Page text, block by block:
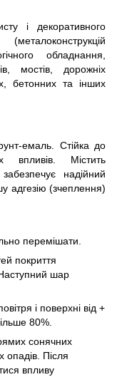
і декоративного
обладнання,
мостів, дорожніх
бетонних та інших
емаль. Стійка до
впливів. Містить
надійний
адгезію (зчеплення)
перемішати.
покриття
шар
і поверхні від +
80%.
сонячних
опадів. Після
впливу